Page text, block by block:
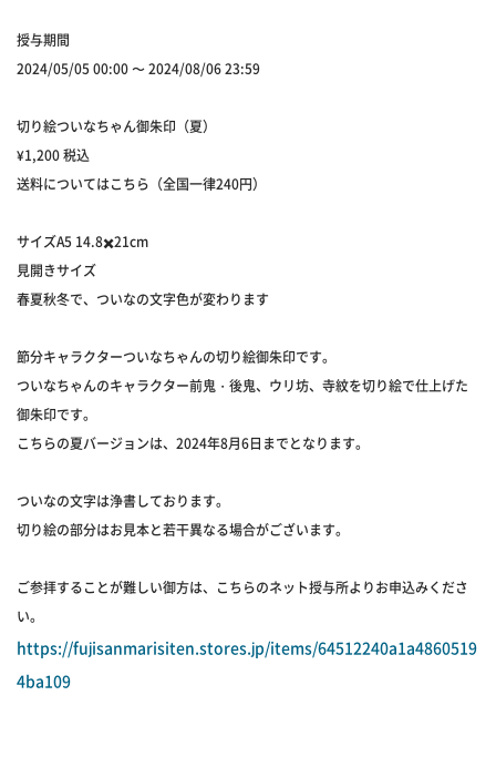
授与期間
2024/05/05 00:00 〜 2024/08/06 23:59
切り絵ついなちゃん御朱印（夏）
¥1,200 税込
送料についてはこちら（全国一律240円）
サイズA5 14.8✖️21cm
見開きサイズ
春夏秋冬で、ついなの文字色が変わります
節分キャラクターついなちゃんの切り絵御朱印です。
ついなちゃんのキャラクター前鬼・後鬼、ウリ坊、寺紋を切り絵で仕上げた
御朱印です。
こちらの夏バージョンは、2024年8月6日までとなります。
ついなの文字は浄書しております。
切り絵の部分はお見本と若干異なる場合がございます。
ご参拝することが難しい御方は、こちらのネット授与所よりお申込みくださ
い。
https://fujisanmarisiten.stores.jp/items/64512240a1a4860519
4ba109